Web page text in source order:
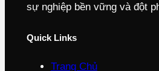
sự nghiệp bền vững và đột
Quick Links
Trang Chủ